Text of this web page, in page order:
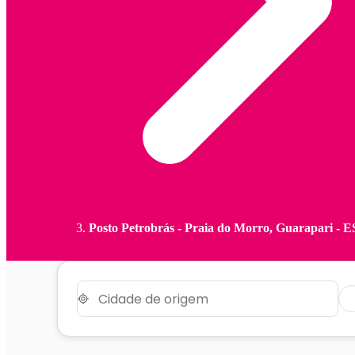
Posto Petrobrás - Praia do Morro, Guarapari -